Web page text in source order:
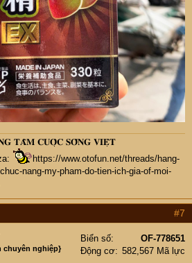
𝐓𝐀̂̀𝐌 𝐂𝐔𝐎̣̂𝐂 𝐒𝐎̂́𝐍𝐆 𝐕𝐈𝐄̣̂𝐓
https://www.otofun.net/threads/hang-
nang-my-pham-do-tien-ich-gia-of-moi-
#7
chuyên nghiệp}
Biển số
OF-778651
Động cơ
582,567 Mã lực